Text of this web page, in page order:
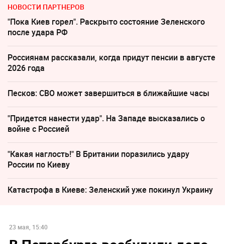
НОВОСТИ ПАРТНЕРОВ
"Пока Киев горел". Раскрыто состояние Зеленского
после удара РФ
Россиянам рассказали, когда придут пенсии в августе
2026 года
Песков: СВО может завершиться в ближайшие часы
"Придется нанести удар". На Западе высказались о
войне с Россией
"Какая наглость!" В Британии поразились удару
России по Киеву
Катастрофа в Киеве: Зеленский уже покинул Украину
23 мая, 15:40